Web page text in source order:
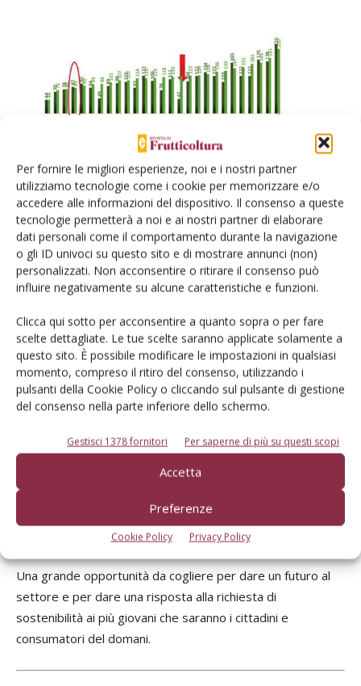
Per fornire le migliori esperienze, noi e i nostri partner
utilizziamo tecnologie come i cookie per memorizzare e/o
accedere alle informazioni del dispositivo. Il consenso a queste
tecnologie permetterà a noi e ai nostri partner di elaborare
dati personali come il comportamento durante la navigazione
o gli ID univoci su questo sito e di mostrare annunci (non)
personalizzati. Non acconsentire o ritirare il consenso può
influire negativamente su alcune caratteristiche e funzioni.
Clicca qui sotto per acconsentire a quanto sopra o per fare
scelte dettagliate. Le tue scelte saranno applicate solamente a
questo sito. È possibile modificare le impostazioni in qualsiasi
momento, compreso il ritiro del consenso, utilizzando i
pulsanti della Cookie Policy o cliccando sul pulsante di gestione
del consenso nella parte inferiore dello schermo.
Gestisci 1378 fornitori Per saperne di più su questi scopi
Accetta
Preferenze
Cookie Policy Privacy Policy
Fonte: elaborazioni SG Marketing su Dati Eurostat
Le imprese e le loro organizzazioni sono chiamate a
governare i processi decisionali che l’Ue ha avviato e che si
svilupperanno dal 2021 al 2023.
Le decisioni concrete, la traduzione degli obiettivi generali
in obiettivi concreti raggiungibili per il nostro sistema
ortofrutticolo dipenderanno dalla nostra capacità di farci
portatori delle nostre esigenze e dalla capacità di
negoziare soluzioni sostenibili per l’Italia.
Non possiamo semplicemente sottrarci a questo impegno,
altrimenti subiremo le decisioni di altri. Potremmo utilizzare
i fondi previsti per rendere più competitivo, sostenibile e
redditivo il settore per tutta la filiera, a partire proprio dai
Una grande opportunità da cogliere per dare un futuro al
settore e per dare una risposta alla richiesta di
sostenibilità ai più giovani che saranno i cittadini e
consumatori del domani.